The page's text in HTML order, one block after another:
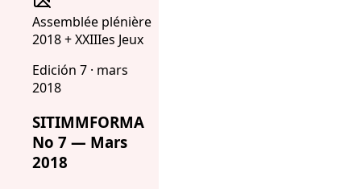
Assemblée plénière
2018 + XXIIIes Jeux
Edición 7 · mars
2018
SITIMMFORMA
No 7 — Mars
2018